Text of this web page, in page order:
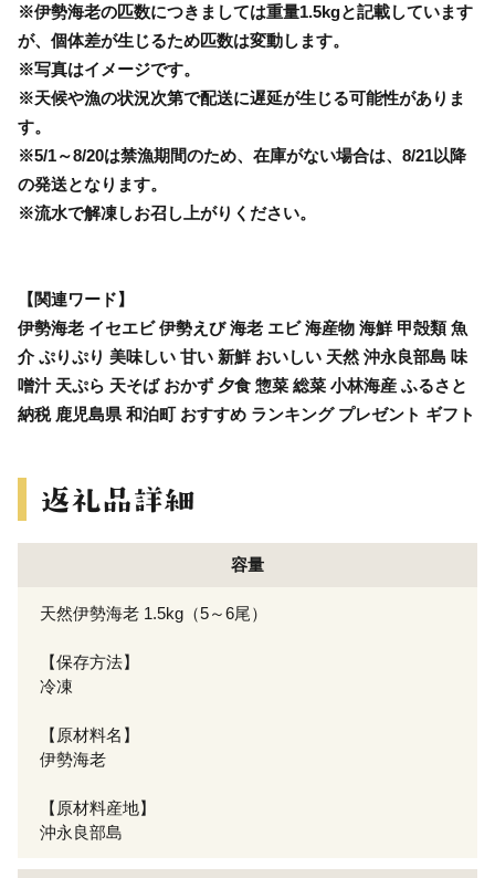
※伊勢海老の匹数につきましては重量1.5kgと記載しています
が、個体差が生じるため匹数は変動します。
※写真はイメージです。
※天候や漁の状況次第で配送に遅延が生じる可能性がありま
す。
※5/1～8/20は禁漁期間のため、在庫がない場合は、8/21以降
の発送となります。
※流水で解凍しお召し上がりください。
【関連ワード】
伊勢海老 イセエビ 伊勢えび 海老 エビ 海産物 海鮮 甲殻類 魚
介 ぷりぷり 美味しい 甘い 新鮮 おいしい 天然 沖永良部島 味
噌汁 天ぷら 天そば おかず 夕食 惣菜 総菜 小林海産 ふるさと
納税 鹿児島県 和泊町 おすすめ ランキング プレゼント ギフト
容量
天然伊勢海老 1.5kg（5～6尾）
【保存方法】
冷凍
【原材料名】
伊勢海老
【原材料産地】
沖永良部島